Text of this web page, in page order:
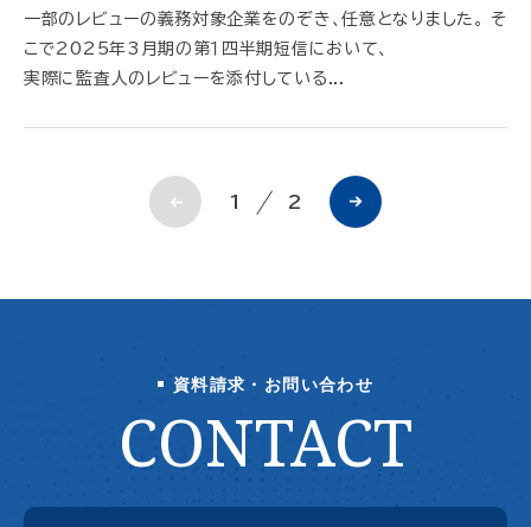
一部のレビューの義務対象企業をのぞき、任意となりました。 そ
こで2025年3月期の第１四半期短信において、
実際に監査人のレビューを添付している...
1 2
資料請求・お問い合わせ
CONTACT